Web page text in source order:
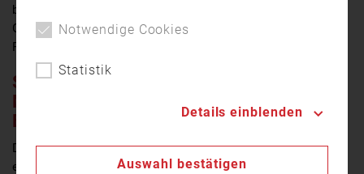
blieben. Mehrere Feuerwehren waren schnell mit einem
Großaufgebot an Einsatzkräften vor Ort und konnte das
Feuer unter Kontrolle bringen.
SACHSCHADEN WOHL IM
MITTLEREN SIEBENSTELLIGEN
BEREICH
Dem ersten Ermittlungsstand nach wird der
entstandene Sachschaden wohl im mittleren
Notwendige Cookies
Statistik
Details einblenden
Auswahl bestätigen